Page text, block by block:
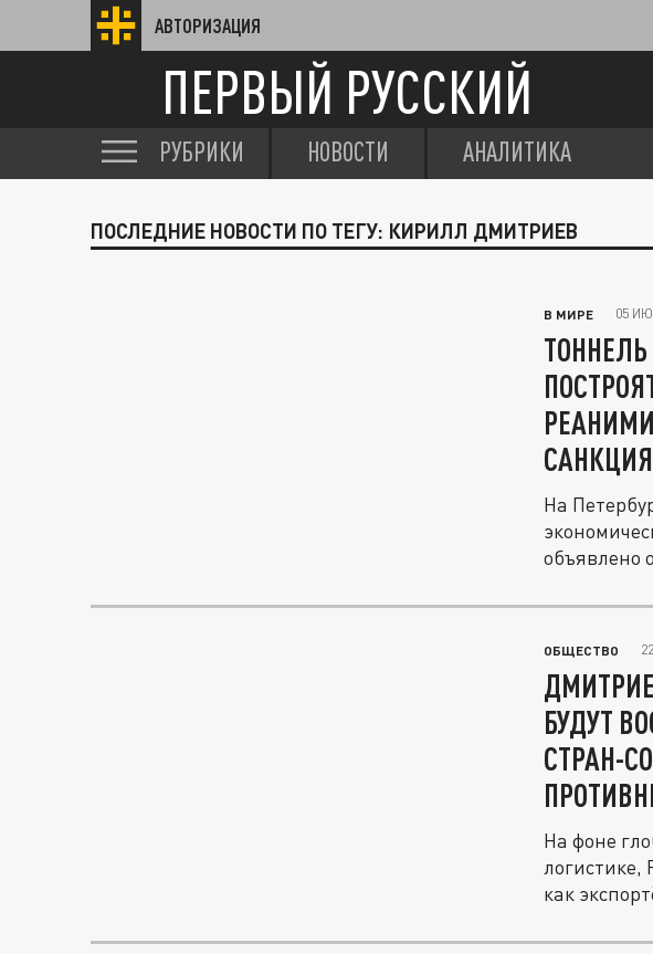
АВТОРИЗАЦИЯ
ПЕРВЫЙ РУССКИЙ
РУБРИКИ НОВОСТИ АНАЛИТИКА
ПОСЛЕДНИЕ НОВОСТИ ПО ТЕГУ: КИРИЛЛ ДМИТРИЕВ
В МИРЕ 05
На
объявлено
ОБЩЕСТВО
БУДУТ
СТРАН-
На фоне
логистике,
как